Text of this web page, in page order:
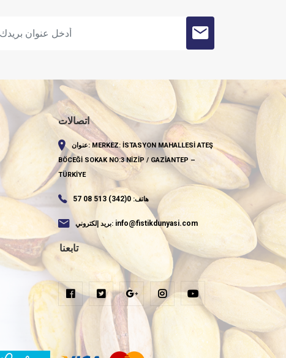
اتصالات
عنوان:MERKEZ: İSTASYON MAHALLESİ ATEŞ
BÖCEĞİ SOKAK NO:3 NİZİP / GAZİANTEP –
TÜRKİYE
هاتف: 0(342) 513 08 57
بريد إلكتروني: info@fistikdunyasi.com
تابعنا